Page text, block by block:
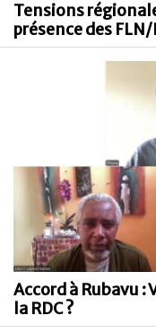
Tensions
présence des
Accord à Rubavu :
la RDC ?